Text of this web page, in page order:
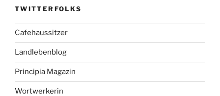
TWITTERFOLKS
Cafehaussitzer
Landlebenblog
Principia Magazin
Wortwerkerin